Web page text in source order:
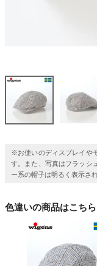
※お使いのディスプレイや
す。また、写真はフラッシ
ー系の帽子は明るく表示さ
色違いの商品はこちら